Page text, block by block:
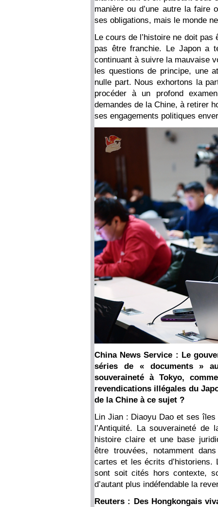
manière ou d’une autre la faire
ses obligations, mais le monde
Le cours de l’histoire ne doit
pas être franchie. Le Japon a
continuant à suivre la mauvaise
les questions de principe, une
nulle part. Nous exhortons la
procéder à un profond
demandes de la Chine, à retirer
ses engagements politiques
China News Service : Le
séries de « documents »
souveraineté à Tokyo,
revendications illégales du
de la Chine à ce sujet ?
Lin Jian : Diaoyu Dao et ses
l’Antiquité. La souveraineté
histoire claire et une base
être trouvées, notamment
cartes et les écrits
sont soit cités hors contexte,
d’autant plus indéfendable la
Reuters : Des Hongkongais